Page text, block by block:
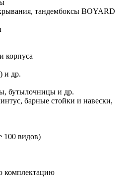
тандембоксы BOYARD
корпуса
и др.
бутылочницы и др.
барные стойки и навески,
100 видов)
комплектацию